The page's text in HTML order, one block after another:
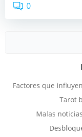
0
Factores que
Tarot
Malas